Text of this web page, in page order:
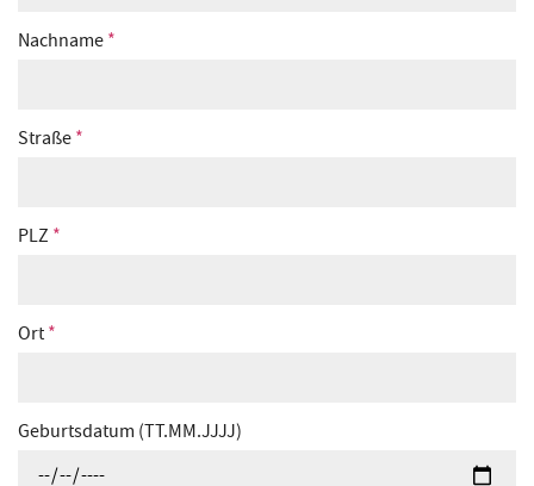
Nachname *
Straße *
PLZ *
Ort *
Geburtsdatum (TT.MM.JJJJ)